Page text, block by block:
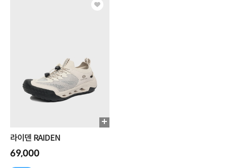
라이덴 RAIDEN
69,000